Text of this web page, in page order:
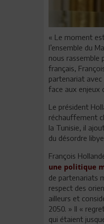
« Le moment
l’ensemble du
nous rassemble
français,
partenariat avec
face aux enjeux
Le président
réchauffement
la Tunisie, il
du désordre
François
une politique
de partenariats
respect des
ailleurs et
2050. » Il «
qui étaient